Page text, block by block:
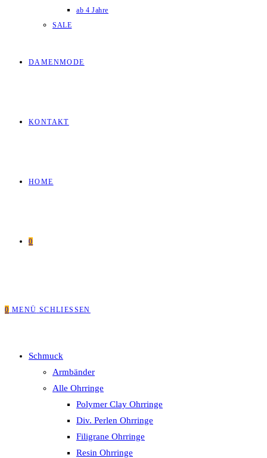
ab 4 Jahre
SALE
DAMENMODE
KONTAKT
HOME
0
0 MENÜ SCHLIESSEN
Schmuck
Armbänder
Alle Ohrringe
Polymer Clay Ohrringe
Div. Perlen Ohrringe
Filigrane Ohrringe
Resin Ohrringe